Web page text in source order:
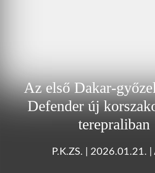
Az első
Defender új
terepraliban
P.K.ZS. 2026.01.21.